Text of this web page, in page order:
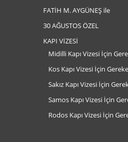
FATİH M. AYGÜNEŞ ile
30 AĞUSTOS ÖZEL
KAPI VİZESİ
Midilli Kapı Vizesi İçin
Kos Kapı Vizesi İçin
Sakız Kapı Vizesi İçin
Samos Kapı Vizesi İçin
Rodos Kapı Vizesi İçin